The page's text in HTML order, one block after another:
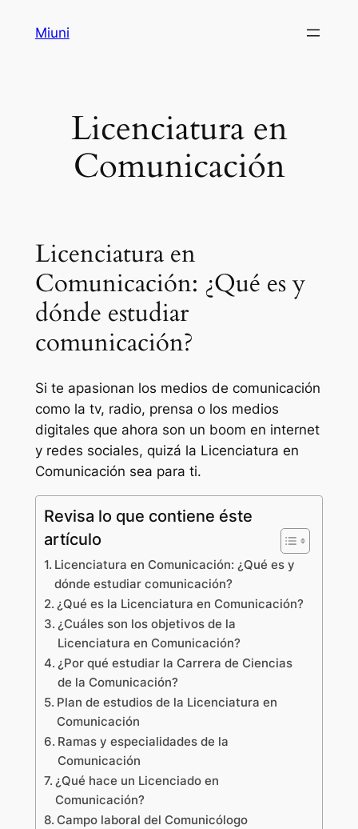
Miuni
Licenciatura en
Comunicación
Licenciatura en
Comunicación: ¿Qué es y
dónde estudiar
comunicación?
Si te apasionan los medios de comunicación
como la tv, radio, prensa o los medios
digitales que ahora son un boom en internet
y redes sociales, quizá la Licenciatura en
Comunicación sea para ti.
Revisa lo que contiene éste
artículo
Licenciatura en Comunicación: ¿Qué es y
dónde estudiar comunicación?
¿Qué es la Licenciatura en Comunicación?
¿Cuáles son los objetivos de la
Licenciatura en Comunicación?
¿Por qué estudiar la Carrera de Ciencias
de la Comunicación?
Plan de estudios de la Licenciatura en
Comunicación
Ramas y especialidades de la
Comunicación
¿Qué hace un Licenciado en
Comunicación?
Campo laboral del Comunicólogo